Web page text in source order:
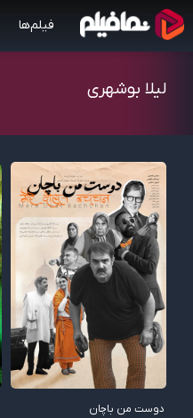
فیلم‌ها
لیلا بوشهری
0.00/10
دوست من باچان